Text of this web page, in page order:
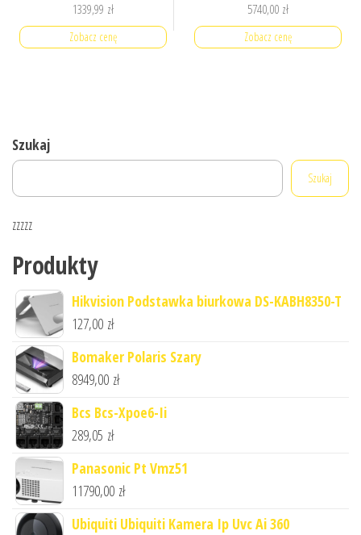
1339,99 zł
Zobacz cenę
5740,00 zł
Zobacz cenę
Szukaj
Szukaj
zzzzz
Produkty
Hikvision Podstawka biurkowa DS-KABH8350-T
127,00 zł
Bomaker Polaris Szary
8949,00 zł
Bcs Bcs-Xpoe6-Ii
289,05 zł
Panasonic Pt Vmz51
11790,00 zł
Ubiquiti Ubiquiti Kamera Ip Uvc Ai 360